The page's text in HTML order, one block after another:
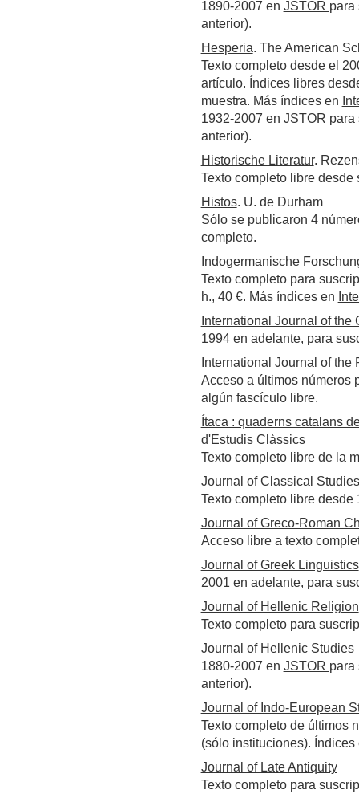
1890-2007 en JSTOR para
anterior).
Hesperia. The American
Texto completo desde el
artículo. Índices libres
muestra. Más índices en
1932-2007 en JSTOR para
anterior).
Historische Literatur.
Texto completo libre desde
Histos. U. de Durham
Sólo se publicaron 4
completo.
Indogermanische
Texto completo para
h., 40 €. Más índices en
International Journal of the
1994 en adelante, para
International Journal of the
Acceso a últimos números
algún fascículo libre.
Ítaca : quaderns catalans
d'Estudis Clàssics
Texto completo libre de la
Journal of Classical Studies
Texto completo libre desde
Journal of Greco-Roman
Acceso libre a texto
Journal of Greek Linguistics
2001 en adelante, para
Journal of Hellenic Religion
Texto completo para
Journal of Hellenic Studies
1880-2007 en JSTOR para
anterior).
Journal of Indo-European
Texto completo de últimos
(sólo instituciones).
Journal of Late Antiquity
Texto completo para